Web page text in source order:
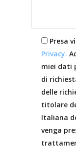
Presa
Privacy.
miei dati
di
delle
titolare
Italiana
venga